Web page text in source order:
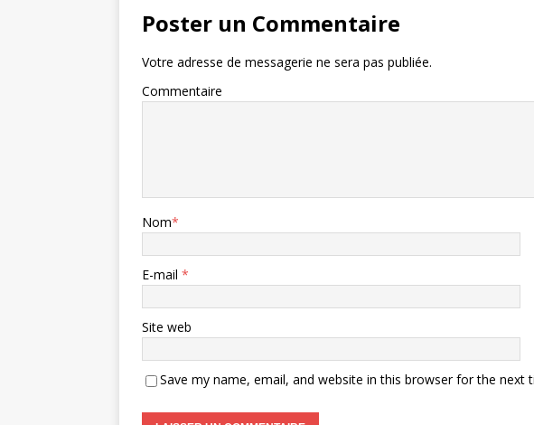
Poster un Commentaire
Votre adresse de messagerie ne sera pas publiée.
Commentaire
Nom*
E-mail *
Site web
Save my name, email, and website in this browser for the next